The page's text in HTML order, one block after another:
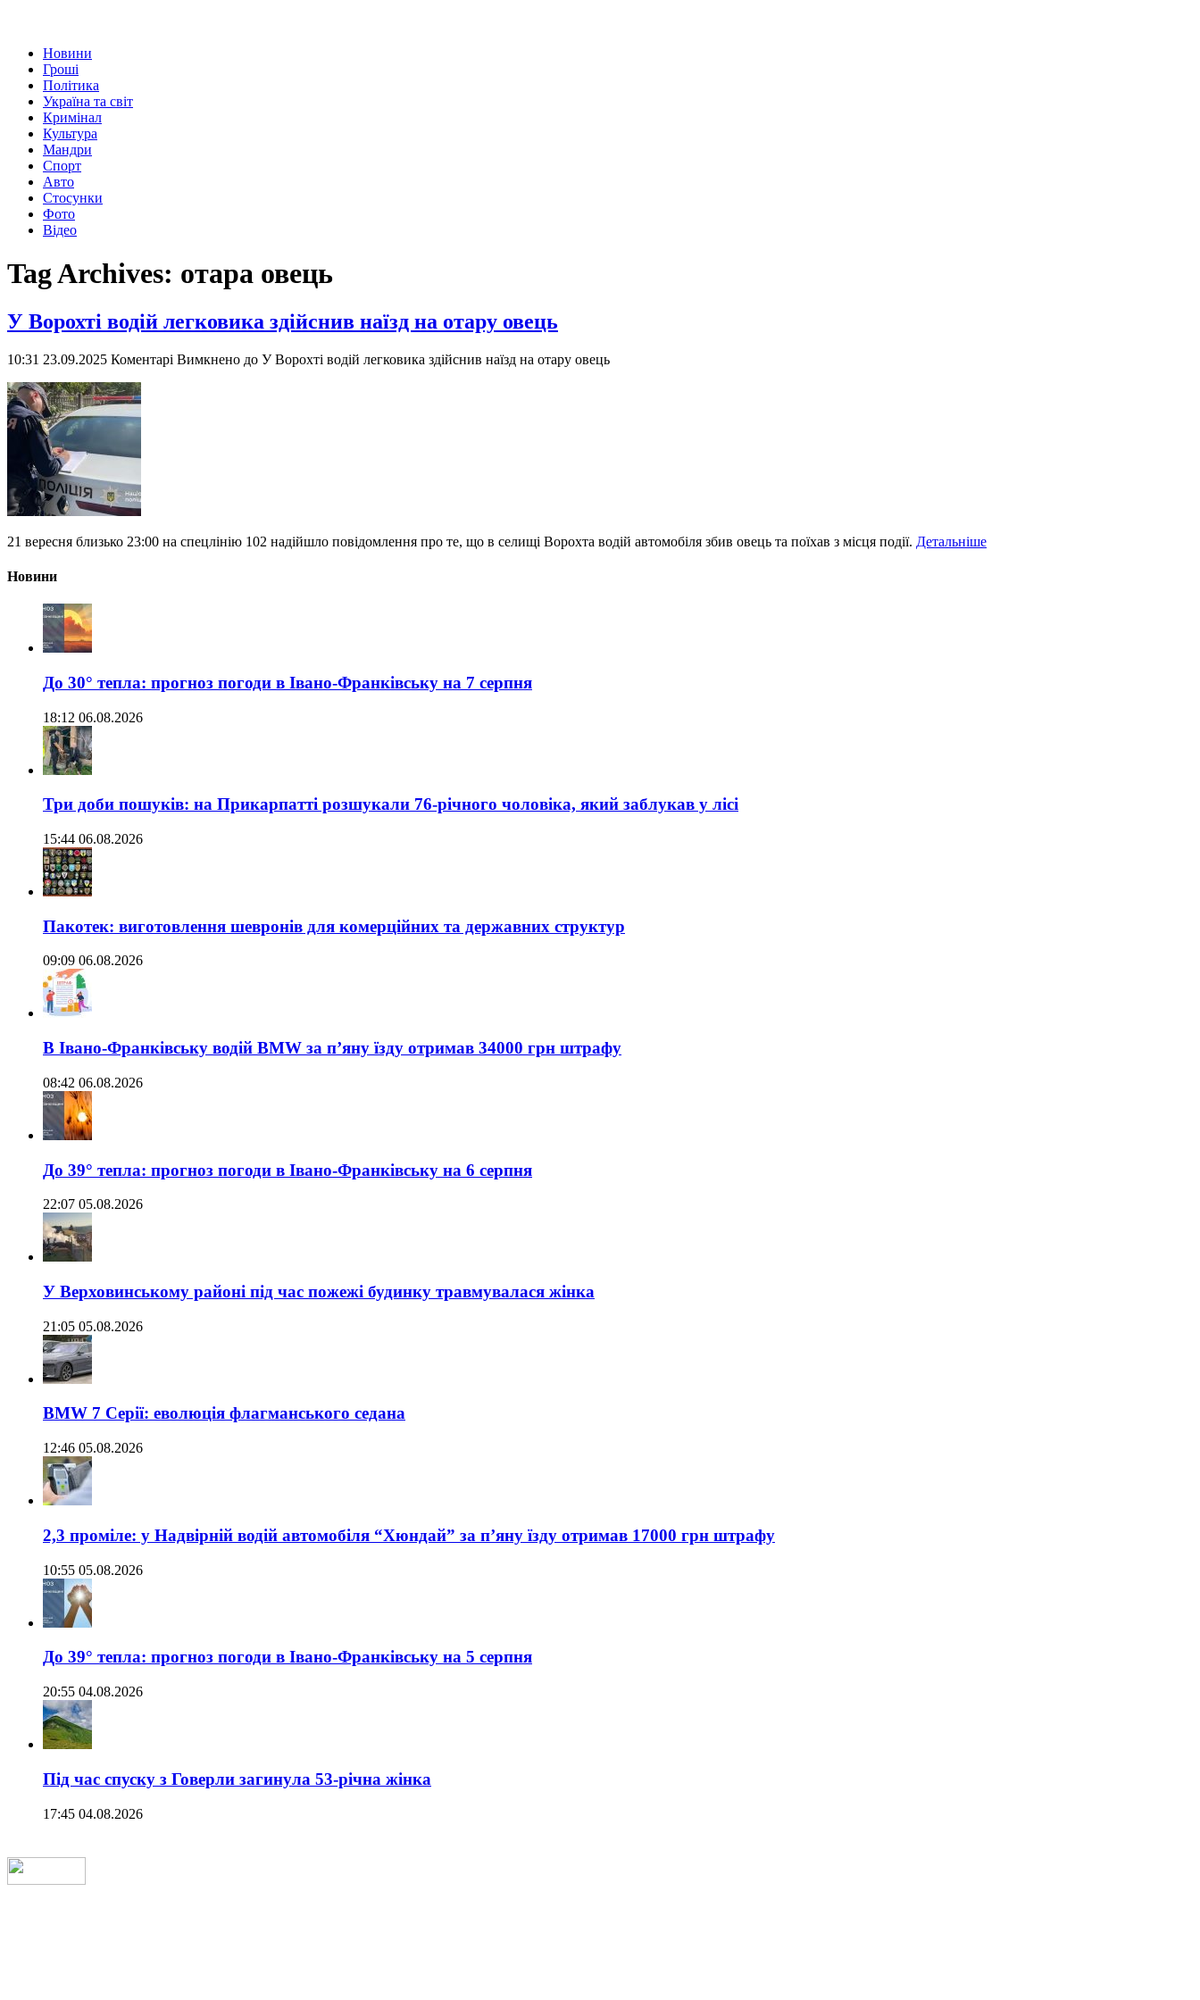
Новини
Гроші
Політика
Україна та світ
Кримінал
Культура
Мандри
Спорт
Авто
Стосунки
Фото
Відео
Tag Archives: отара овець
У Ворохті водій легковика здійснив наїзд на отару овець
10:31 23.09.2025 Коментарі Вимкнено до У Ворохті водій легковика здійснив наїзд на отару овець
21 вересня близько 23:00 на спецлінію 102 надійшло повідомлення про те, що в селищі Ворохта водій автомобіля збив овець та поїхав з місця події. Детальніше
Новини
До 30° тепла: прогноз погоди в Івано-Франківську на 7 серпня
18:12 06.08.2026
Три доби пошуків: на Прикарпатті розшукали 76-річного чоловіка, який заблукав у лісі
15:44 06.08.2026
Пакотек: виготовлення шевронів для комерційних та державних структур
09:09 06.08.2026
В Івано-Франківську водій BMW за п’яну їзду отримав 34000 грн штрафу
08:42 06.08.2026
До 39° тепла: прогноз погоди в Івано-Франківську на 6 серпня
22:07 05.08.2026
У Верховинському районі під час пожежі будинку травмувалася жінка
21:05 05.08.2026
BMW 7 Серії: еволюція флагманського седана
12:46 05.08.2026
2,3 проміле: у Надвірній водій автомобіля “Хюндай” за п’яну їзду отримав 17000 грн штрафу
10:55 05.08.2026
До 39° тепла: прогноз погоди в Івано-Франківську на 5 серпня
20:55 04.08.2026
Під час спуску з Говерли загинула 53-річна жінка
17:45 04.08.2026